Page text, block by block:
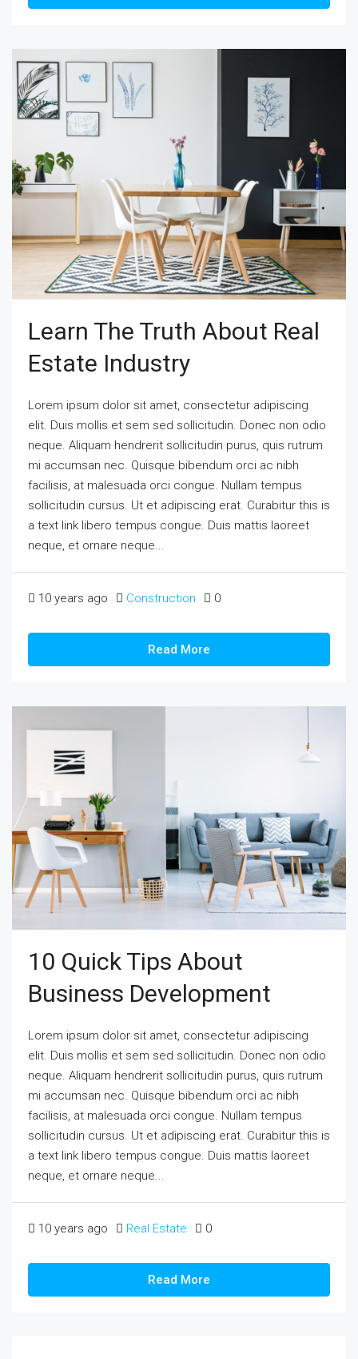
Learn The Truth About Real
Estate Industry
Lorem ipsum dolor sit amet, consectetur adipiscing
elit. Duis mollis et sem sed sollicitudin. Donec non odio
neque. Aliquam hendrerit sollicitudin purus, quis rutrum
mi accumsan nec. Quisque bibendum orci ac nibh
facilisis, at malesuada orci congue. Nullam tempus
sollicitudin cursus. Ut et adipiscing erat. Curabitur this is
a text link libero tempus congue. Duis mattis laoreet
neque, et ornare neque...
10 years ago Construction 0
Read More
10 Quick Tips About
Business Development
Lorem ipsum dolor sit amet, consectetur adipiscing
elit. Duis mollis et sem sed sollicitudin. Donec non odio
neque. Aliquam hendrerit sollicitudin purus, quis rutrum
mi accumsan nec. Quisque bibendum orci ac nibh
facilisis, at malesuada orci congue. Nullam tempus
sollicitudin cursus. Ut et adipiscing erat. Curabitur this is
a text link libero tempus congue. Duis mattis laoreet
neque, et ornare neque...
10 years ago Real Estate 0
Read More